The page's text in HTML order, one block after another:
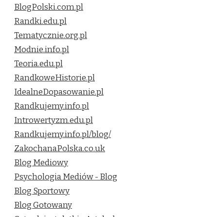
BlogPolski.com.pl
Randki.edu.pl
Tematycznie.org.pl
Modnie.info.pl
Teoria.edu.pl
RandkoweHistorie.pl
IdealneDopasowanie.pl
Randkujemy.info.pl
Introwertyzm.edu.pl
Randkujemy.info.pl/blog/
ZakochanaPolska.co.uk
Blog Mediowy
Psychologia Mediów - Blog
Blog Sportowy
Blog Gotowany